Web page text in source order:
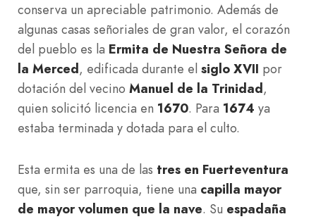
conserva un apreciable patrimonio. Además de
algunas casas señoriales de gran valor, el corazón
del pueblo es la Ermita de Nuestra Señora de
la Merced, edificada durante el siglo XVII por
dotación del vecino Manuel de la Trinidad,
quien solicitó licencia en 1670. Para 1674 ya
estaba terminada y dotada para el culto.
Esta ermita es una de las tres en Fuerteventura
que, sin ser parroquia, tiene una capilla mayor
de mayor volumen que la nave. Su espadaña